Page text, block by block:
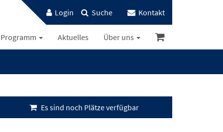
Login Suche Kontakt
Programm Aktuelles Über uns
Es sind noch Plätze verfügbar